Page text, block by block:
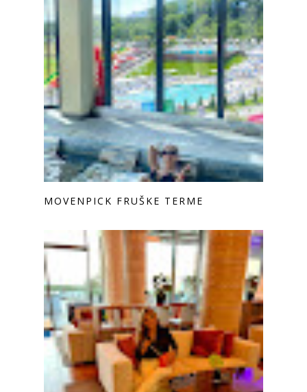
MOVENPICK FRUŠKE TERME